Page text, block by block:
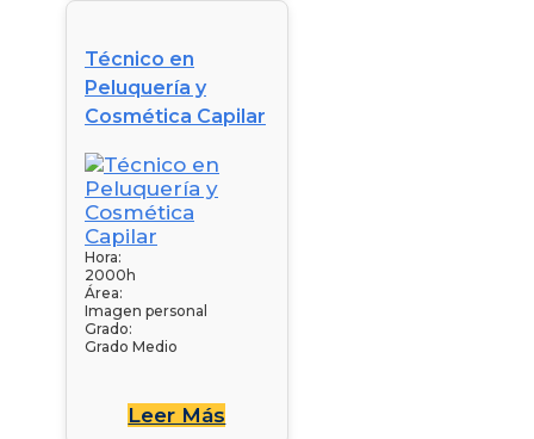
Técnico en
Peluquería y
Cosmética Capilar
Hora:
2000h
Área:
Imagen personal
Grado:
Grado Medio
Leer Más